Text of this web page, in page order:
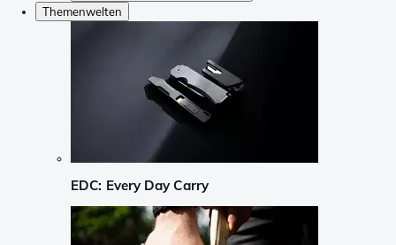
Themenwelten
EDC: Every Day Carry